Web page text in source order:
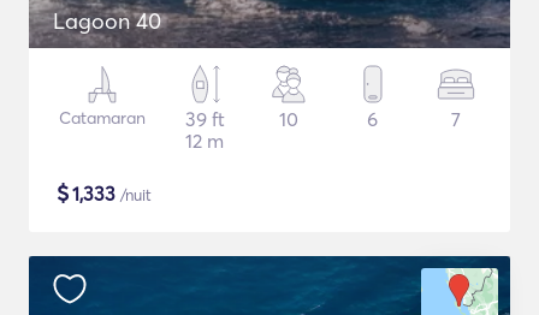
Lagoon 40
Catamaran
39 ft
12 m
10 6 7
$1,333 /nuit